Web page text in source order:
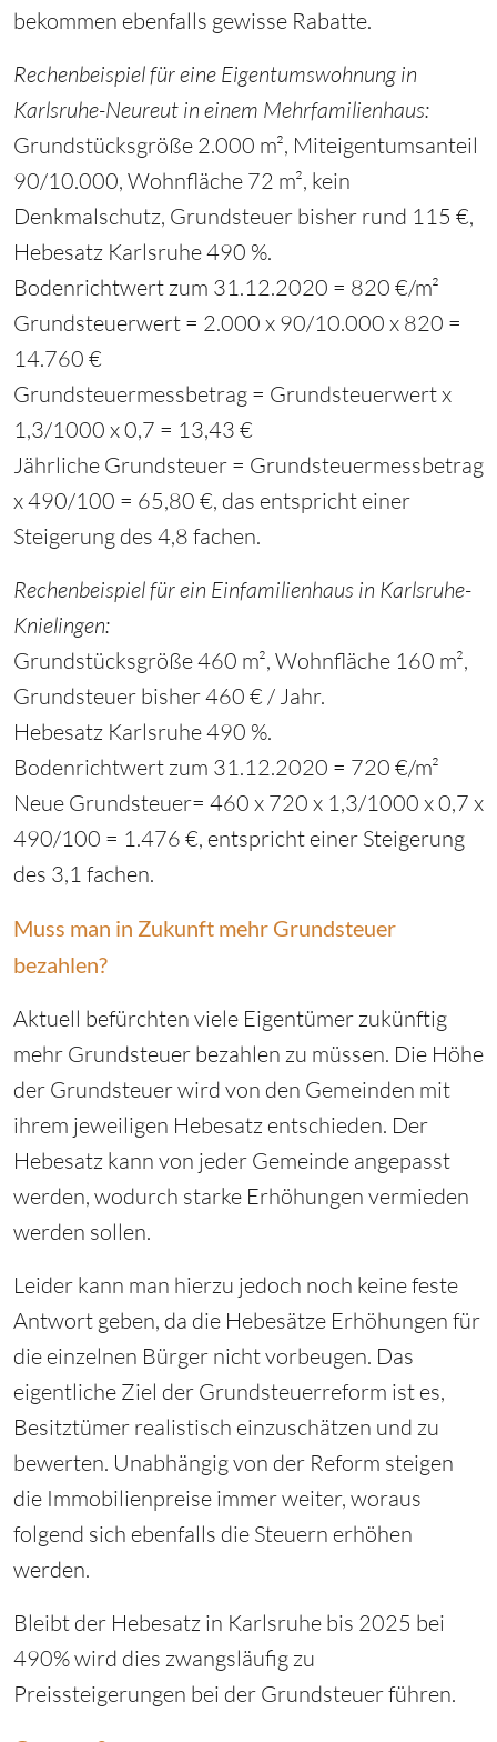
bekommen ebenfalls gewisse Rabatte.
Rechenbeispiel für eine Eigentumswohnung in
Karlsruhe-Neureut in einem Mehrfamilienhaus:
Grundstücksgröße 2.000 m², Miteigentumsanteil
90/10.000, Wohnfläche 72 m², kein
Denkmalschutz, Grundsteuer bisher rund 115 €,
Hebesatz Karlsruhe 490 %.
Bodenrichtwert zum 31.12.2020 = 820 €/m²
Grundsteuerwert = 2.000 x 90/10.000 x 820 =
14.760 €
Grundsteuermessbetrag = Grundsteuerwert x
1,3/1000 x 0,7 = 13,43 €
Jährliche Grundsteuer = Grundsteuermessbetrag
x 490/100 = 65,80 €, das entspricht einer
Steigerung des 4,8 fachen.
Rechenbeispiel für ein Einfamilienhaus in Karlsruhe-
Knielingen:
Grundstücksgröße 460 m², Wohnfläche 160 m²,
Grundsteuer bisher 460 € / Jahr.
Hebesatz Karlsruhe 490 %.
Bodenrichtwert zum 31.12.2020 = 720 €/m²
Neue Grundsteuer= 460 x 720 x 1,3/1000 x 0,7 x
490/100 = 1.476 €, entspricht einer Steigerung
des 3,1 fachen.
Muss man in Zukunft mehr Grundsteuer
bezahlen?
Aktuell befürchten viele Eigentümer zukünftig
mehr Grundsteuer bezahlen zu müssen. Die Höhe
der Grundsteuer wird von den Gemeinden mit
ihrem jeweiligen Hebesatz entschieden. Der
Hebesatz kann von jeder Gemeinde angepasst
werden, wodurch starke Erhöhungen vermieden
werden sollen.
Leider kann man hierzu jedoch noch keine feste
Antwort geben, da die Hebesätze Erhöhungen für
die einzelnen Bürger nicht vorbeugen. Das
eigentliche Ziel der Grundsteuerreform ist es,
Besitztümer realistisch einzuschätzen und zu
bewerten. Unabhängig von der Reform steigen
die Immobilienpreise immer weiter, woraus
folgend sich ebenfalls die Steuern erhöhen
werden.
Bleibt der Hebesatz in Karlsruhe bis 2025 bei
490% wird dies zwangsläufig zu
Preissteigerungen bei der Grundsteuer führen.